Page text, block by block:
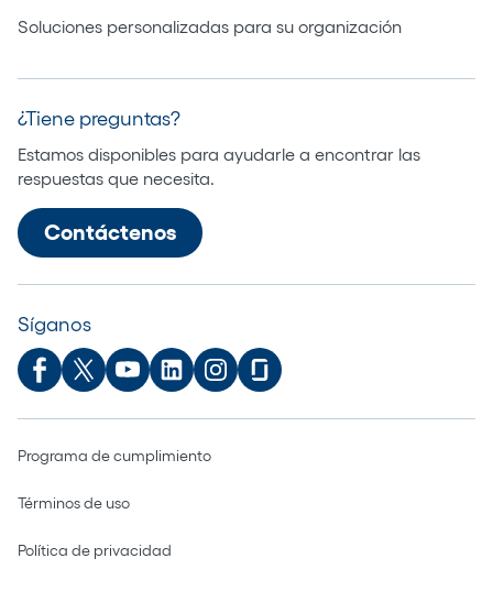
Soluciones personalizadas para su organización
¿Tiene preguntas?
Estamos disponibles para ayudarle a encontrar las
respuestas que necesita.
Contáctenos
Síganos
Programa de cumplimiento
Términos de uso
Política de privacidad